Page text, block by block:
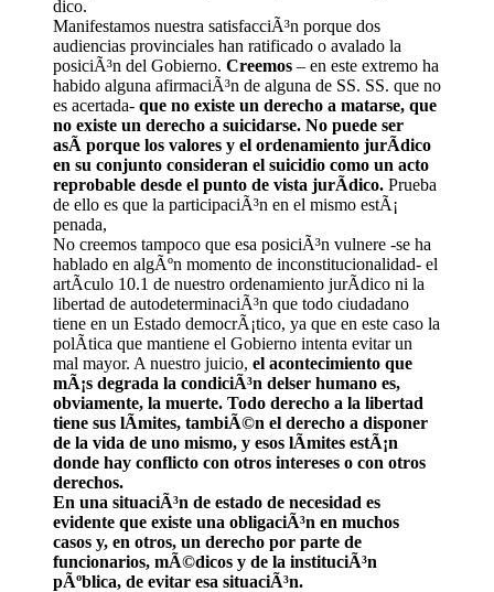
dico.
Manifestamos nuestra satisfacciÃ³n porque dos
audiencias provinciales han ratificado o avalado la
posiciÃ³n del Gobierno. Creemos – en este extremo ha
habido alguna afirmaciÃ³n de alguna de SS. SS. que no
es acertada- que no existe un derecho a matarse, que
no existe un derecho a suicidarse. No puede ser
asÃ­ porque los valores y el ordenamiento jurÃ­dico
en su conjunto consideran el suicidio como un acto
reprobable desde el punto de vista jurÃ­dico. Prueba
de ello es que la participaciÃ³n en el mismo estÃ¡
penada,
No creemos tampoco que esa posiciÃ³n vulnere -se ha
hablado en algÃºn momento de inconstitucionalidad- el
artÃ­culo 10.1 de nuestro ordenamiento jurÃ­dico ni la
libertad de autodeterminaciÃ³n que todo ciudadano
tiene en un Estado democrÃ¡tico, ya que en este caso la
polÃ­tica que mantiene el Gobierno intenta evitar un
mal mayor. A nuestro juicio, el acontecimiento que
mÃ¡s degrada la condiciÃ³n delser humano es,
obviamente, la muerte. Todo derecho a la libertad
tiene sus lÃ­mites, tambiÃ©n el derecho a disponer
de la vida de uno mismo, y esos lÃ­mites estÃ¡n
donde hay conflicto con otros intereses o con otros
derechos.
En una situaciÃ³n de estado de necesidad es
evidente que existe una obligaciÃ³n en muchos
casos y, en otros, un derecho por parte de
funcionarios, mÃ©dicos y de la instituciÃ³n
pÃºblica, de evitar esa situaciÃ³n.